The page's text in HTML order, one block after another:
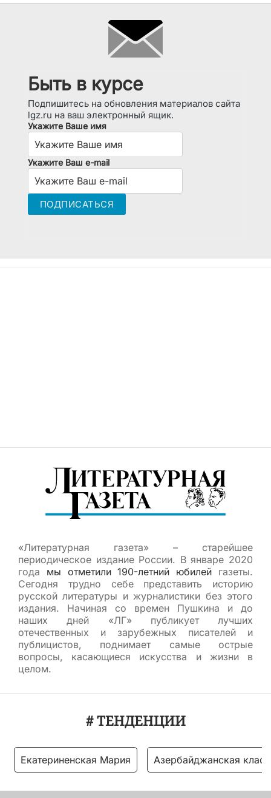
Быть в курсе
Подпишитесь на обновления материалов сайта
lgz.ru на ваш электронный ящик.
Укажите Ваше имя
Укажите Ваш e-mail
«Литературная газета» – старейшее
периодическое издание России. В январе 2020
года мы отметили 190-летний юбилей газеты.
Сегодня трудно себе представить историю
русской литературы и журналистики без этого
издания. Начиная со времен Пушкина и до
наших дней «ЛГ» публикует лучших
отечественных и зарубежных писателей и
публицистов, поднимает самые острые
вопросы, касающиеся искусства и жизни в
целом.
# ТЕНДЕНЦИИ
Екатериненская Мария Азербайджанская